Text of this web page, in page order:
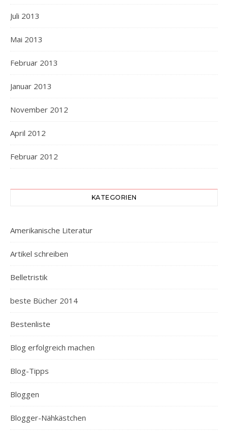
Juli 2013
Mai 2013
Februar 2013
Januar 2013
November 2012
April 2012
Februar 2012
KATEGORIEN
Amerikanische Literatur
Artikel schreiben
Belletristik
beste Bücher 2014
Bestenliste
Blog erfolgreich machen
Blog-Tipps
Bloggen
Blogger-Nähkästchen